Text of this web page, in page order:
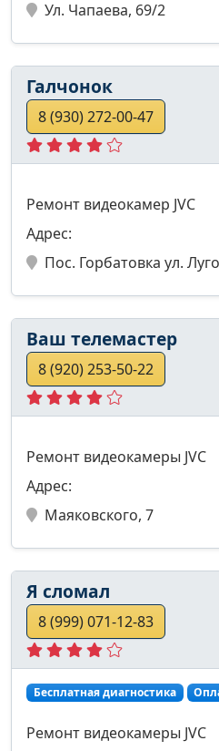
Ул. Чапаева, 69/2
Галчонок
8 (930) 272-00-47
Ремонт видеокамер JVC
Адрес:
Пос. Горбатовка ул.
Ваш телемастер
8 (920) 253-50-22
Ремонт видеокамеры JVC
Адрес:
Маяковского, 7
Я сломал
8 (999) 071-12-83
Бесплатная диагностика
Ремонт видеокамеры JVC